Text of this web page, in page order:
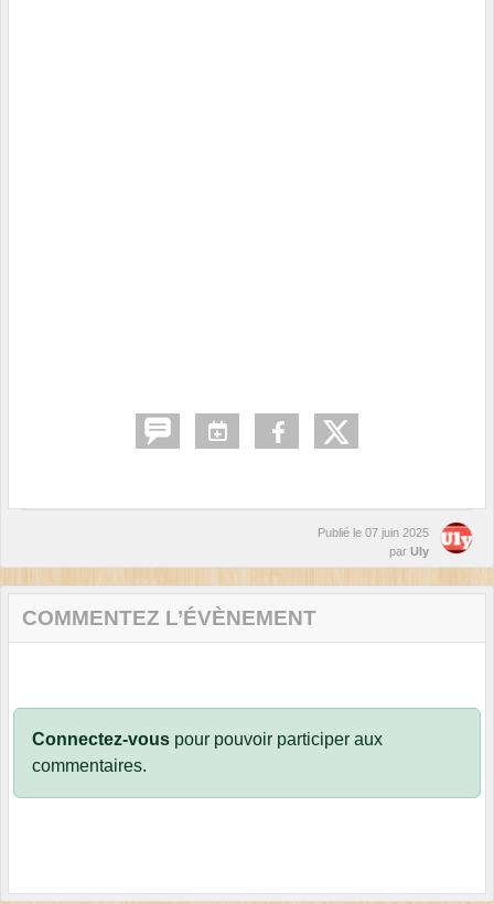
Publié le 07 juin 2025
par Uly
COMMENTEZ L’ÉVÈNEMENT
Connectez-vous pour pouvoir participer aux
commentaires.